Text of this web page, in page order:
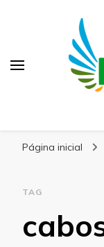
Página inicial
TAG